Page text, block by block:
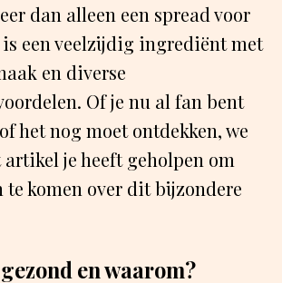
dan alleen een spread voor
een veelzijdig ingrediënt met
en diverse
Of je nu al fan bent
het nog moet ontdekken, we
je heeft geholpen om
te komen over dit bijzondere
en waarom?